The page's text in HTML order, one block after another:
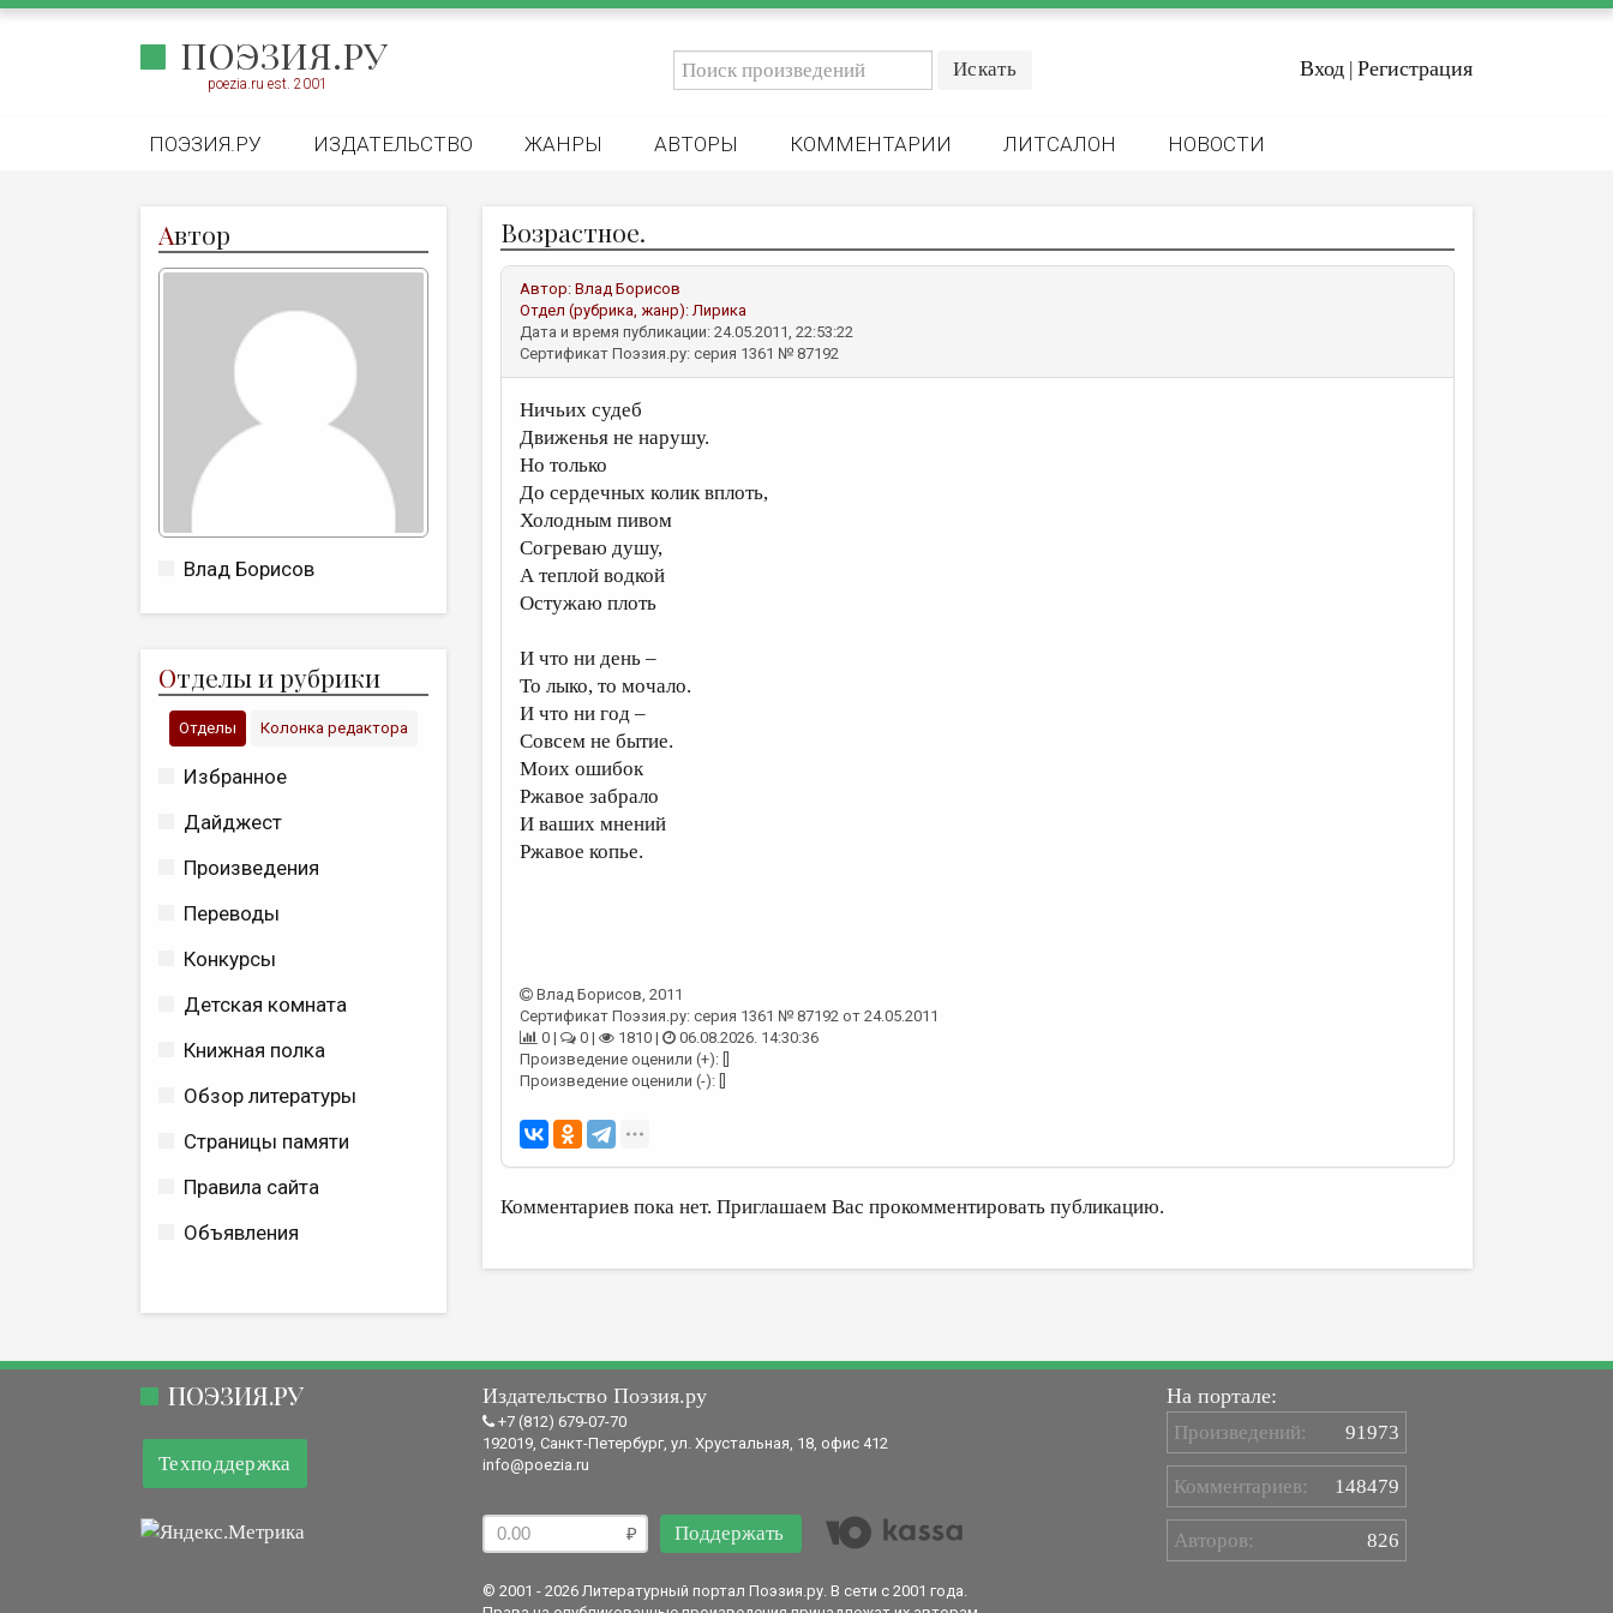
ПОЭЗИЯ.РУ
poezia.ru est. 2001
Вход | Регистрация
ПОЭЗИЯ.РУ ИЗДАТЕЛЬСТВО ЖАНРЫ АВТОРЫ КОММЕНТАРИИ ЛИТСАЛОН НОВОСТИ
Автор
Влад Борисов
Отделы и рубрики
Отделы Колонка редактора
Избранное
Дайджест
Произведения
Переводы
Конкурсы
Детская комната
Книжная полка
Обзор литературы
Страницы памяти
Правила сайта
Объявления
Возрастное.
Автор: Влад Борисов
Отдел (рубрика, жанр):Лирика
Дата и время публикации: 24.05.2011, 22:53:22
Сертификат Поэзия.ру: серия 1361 № 87192
Ничьих судеб
Движенья не нарушу.
Но только
До сердечных колик вплоть,
Холодным пивом
Согреваю душу,
А теплой водкой
Остужаю плоть
И что ни день –
То лыко, то мочало.
И что ни год –
Совсем не бытие.
Моих ошибок
Ржавое забрало
И ваших мнений
Ржавое копье.
Влад Борисов, 2011
Сертификат Поэзия.ру: серия 1361 № 87192 от 24.05.2011
0 |
0 | 1810 |
06.08.2026. 14:30:36
Произведение оценили (+): []
Произведение оценили (-): []
Комментариев пока нет. Приглашаем Вас прокомментировать публикацию.
ПОЭЗИЯ.РУ
Техподдержка
Издательство Поэзия.ру
+7 (812) 679-07-70
192019, Санкт-Петербург, ул. Хрустальная, 18, офис 412
info@poezia.ru
Поддержать
© 2001 - 2026 Литературный портал Поэзия.ру. В сети с 2001 года.
На портале:
Произведений: 91973
Комментариев: 148479
Авторов: 826